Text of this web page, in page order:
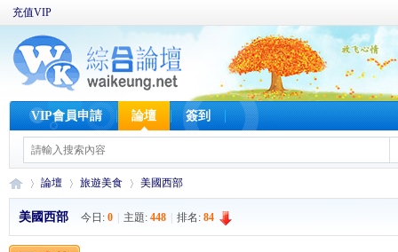
充值VIP
VIP會員申請 論壇 簽到
論壇 旅遊美食 美國西部
美國西部 今日: 0 主題: 448 排名: 84